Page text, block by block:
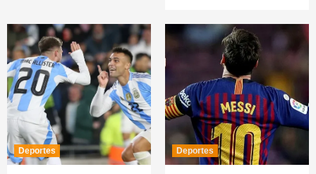
Deportes Deportes